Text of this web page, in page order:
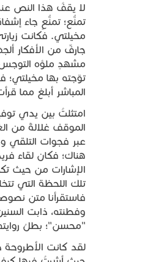
لا يقفُ هذا النص
تمنُّع؛ تمنُّعٍ جاء
مخيلتي. فكانت
جارفٌ من الأفكار
مشهدٍ ملؤه التوجس
توّجته بها مخيلتي؛
المباشر أبلغ مما
امتثلتُ بين يدي
الموقف غلالةً من
عبر فجوات التلقي
هناك؛ فكان لقاءً
الإشارات من حيث
تلك اللحظة التي
فاستقرأنا متن
وفطنته، ذابت
"محسن"؛ بطلُ
لقد كانت الأطروحة